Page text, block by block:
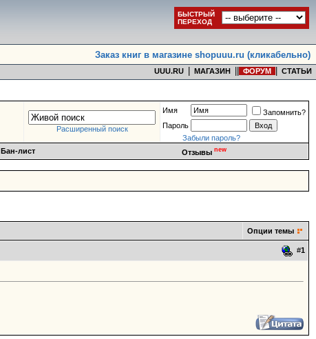
БЫСТРЫЙ
ПЕРЕХОД
Заказ книг в магазине shopuuu.ru (кликабельно)
UUU.RU МАГАЗИН ФОРУМ СТАТЬИ
Расширенный поиск
Имя
Запомнить?
Пароль
Забыли пароль?
Бан-лист Отзывы new
Опции темы
#1